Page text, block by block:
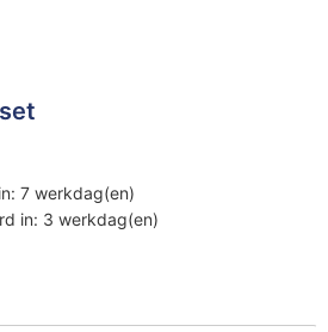
7 werkdag(en)
in: 3 werkdag(en)